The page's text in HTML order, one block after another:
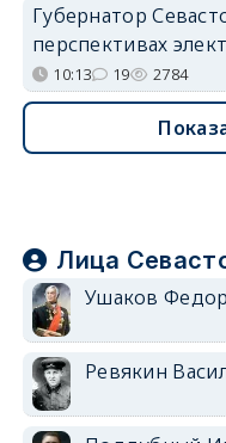
Губернатор
перспективах
10:13 19 2784
Лица
Ушаков
Ревякин